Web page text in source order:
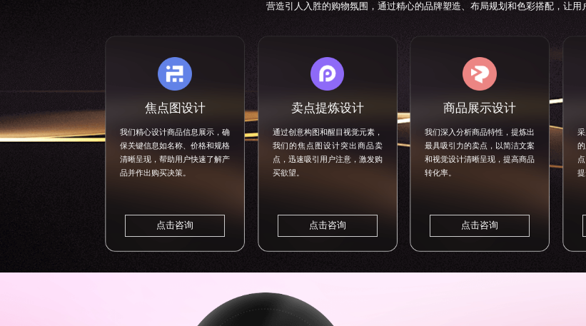
营造引人入胜的购物氛围，通过精心的品牌塑造、布局规划和色彩搭配，让用
焦点图设计
我们精心设计商品信息展示，确
保关键信息如名称、价格和规格
清晰呈现，帮助用户快速了解产
品并作出购买决策。
点击咨询
卖点提炼设计
通过创意构图和醒目视觉元素，
我们的焦点图设计突出商品卖
点，迅速吸引用户注意，激发购
买欲望。
点击咨询
商品展示设计
我们深入分析商品特性，提炼出
最具吸引力的卖点，以简洁文案
和视觉设计清晰呈现，提高商品
转化率。
点击咨询
提